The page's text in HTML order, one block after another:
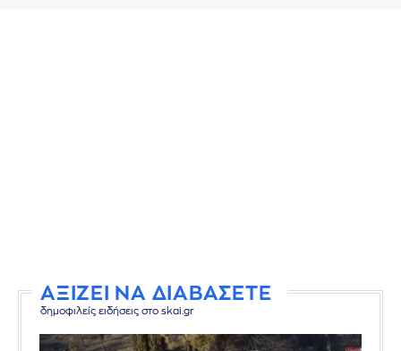
ΑΞΙΖΕΙ ΝΑ ΔΙΑΒΑΣΕΤΕ
δημοφιλείς ειδήσεις στο skai.gr